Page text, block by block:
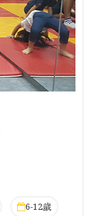
6-12歲